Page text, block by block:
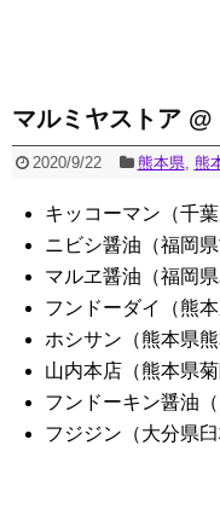
マルミヤストア
2020/9/22 熊本県, 熊
キッコーマン（千葉
ニビシ醤油（福岡県
マルヱ醤油（福岡県
フンドーダイ（熊本
ホシサン（熊本県熊
山内本店（熊本県菊
フンドーキン醤油（
フジジン（大分県臼